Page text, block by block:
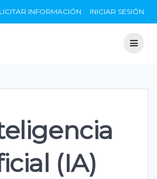
to
INFORMACIÓN INICIAR SESIÓN
(IA)